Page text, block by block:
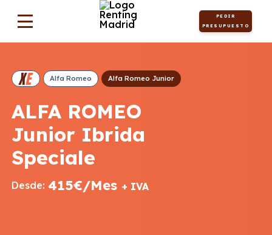
PEDIR
PRESUPUESTO
Alfa Romeo Alfa Romeo Junior
ALFA ROMEO
Junior Ibrida
Speciale
Desde: 415€/Mes + IVA